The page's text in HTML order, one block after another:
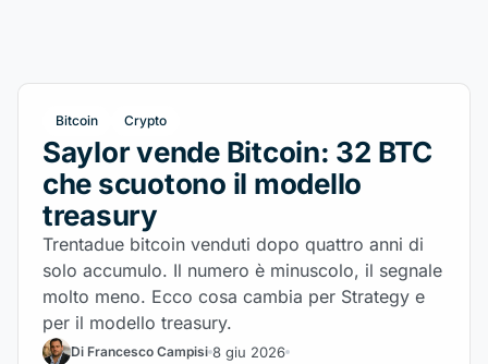
Bitcoin Crypto
Saylor vende Bitcoin: 32 BTC
che scuotono il modello
treasury
Trentadue bitcoin venduti dopo quattro anni di
solo accumulo. Il numero è minuscolo, il segnale
molto meno. Ecco cosa cambia per Strategy e
per il modello treasury.
Di Francesco Campisi 8 giu 2026